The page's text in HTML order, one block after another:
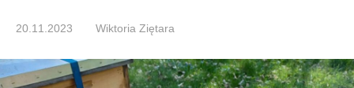
20.11.2023 Wiktoria Ziętara